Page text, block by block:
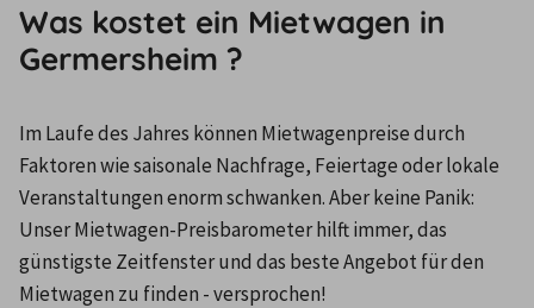
Was kostet ein Mietwagen in
Germersheim ?
Im Laufe des Jahres können Mietwagenpreise durch
Faktoren wie saisonale Nachfrage, Feiertage oder lokale
Veranstaltungen enorm schwanken. Aber keine Panik:
Unser Mietwagen-Preisbarometer hilft immer, das
günstigste Zeitfenster und das beste Angebot für den
Mietwagen zu finden - versprochen!